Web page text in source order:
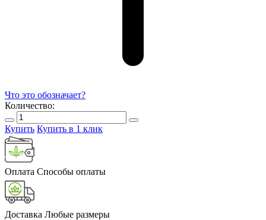
Что это обозначает?
Количество:
Купить Купить в 1 клик
Оплата Способы оплаты
Доставка Любые размеры